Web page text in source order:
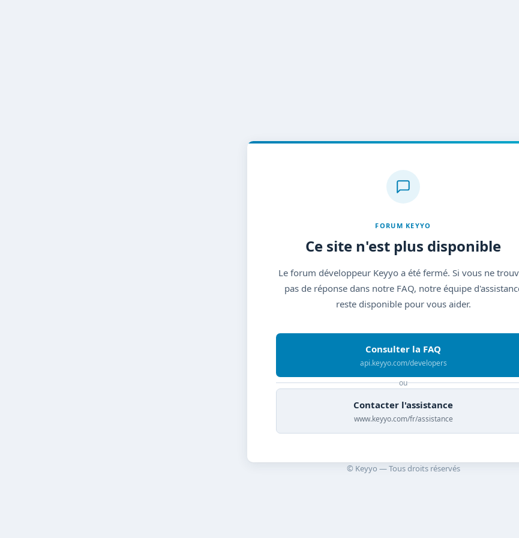
FORUM KEYYO
Ce site n'est plus disponible
Le forum développeur Keyyo a été fermé. Si vous ne
pas de réponse dans notre FAQ, notre équipe
reste disponible pour vous aider.
Consulter la FAQ
api.keyyo.com/developers
ou
Contacter l'assistance
www.keyyo.com/fr/assistance
© Keyyo — Tous droits réservés